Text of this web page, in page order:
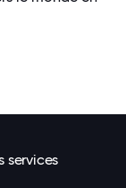
services